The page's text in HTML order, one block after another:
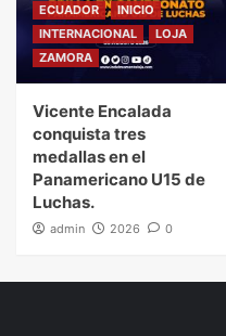
ECUADOR
INICIO
INTERNACIONAL
LOJA
ZAMORA
Vicente Encalada
conquista tres
medallas en el
Panamericano U15 de
Luchas.
admin 2026 0